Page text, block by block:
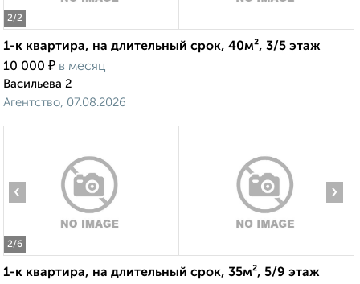
2/2
1-к квартира, на длительный срок, 40м², 3/5 этаж
10 000 ₽ в месяц
Васильева 2
Агентство, 07.08.2026
2/6
‹ ›
1-к квартира, на длительный срок, 35м², 5/9 этаж